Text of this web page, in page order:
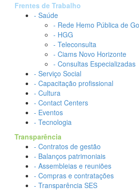
Frentes de Trabalho
- Saúde
- Rede Hemo Pública de
- HGG
- Teleconsulta
- Ciams Novo Horizonte
- Consultas Especializadas
- Serviço Social
- Capacitação profissional
- Cultura
- Contact Centers
- Eventos
- Tecnologia
Transparência
- Contratos de gestão
- Balanços patrimoniais
- Assembleias e reuniões
- Compras e contratações
- Transparência SES